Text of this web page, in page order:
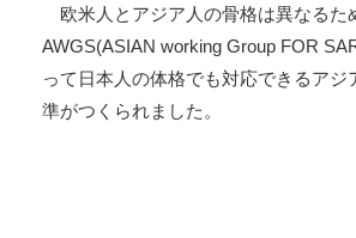
欧米人とアジア人の骨格は異なるた
AWGS(ASIAN working Group FOR
って日本人の体格でも対応できるアジ
準がつくられました。